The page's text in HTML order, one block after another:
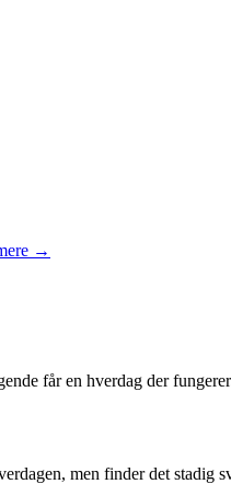
→
får en hverdag der
men finder det stadig